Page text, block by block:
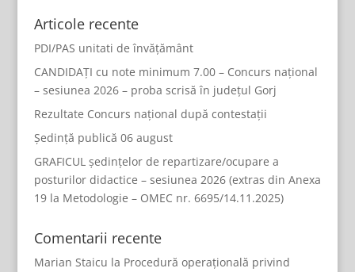
Articole recente
PDI/PAS unitati de învățământ
CANDIDAȚI cu note minimum 7.00 – Concurs național
– sesiunea 2026 – proba scrisă în județul Gorj
Rezultate Concurs național după contestații
Ședință publică 06 august
GRAFICUL ședințelor de repartizare/ocupare a
posturilor didactice – sesiunea 2026 (extras din Anexa
19 la Metodologie – OMEC nr. 6695/14.11.2025)
Comentarii recente
Marian Staicu la Procedură operațională privind